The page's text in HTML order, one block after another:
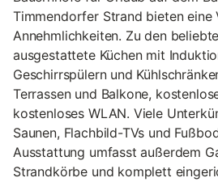
Timmendorfer Strand bieten eine
Annehmlichkeiten. Zu den
ausgestattete Küchen mit
Geschirrspülern und
Terrassen und Balkone,
kostenloses WLAN. Viele
Saunen, Flachbild-TVs und
Ausstattung umfasst außerdem
Strandkörbe und komplett